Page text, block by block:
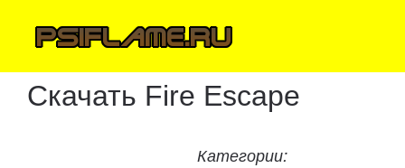
Скачать Fire Escape
Категории: